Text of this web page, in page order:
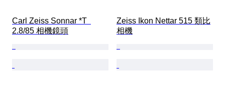
Carl Zeiss Sonnar *T
2.8/85 相機鏡頭
Zeiss Ikon Nettar 515 類比
相機